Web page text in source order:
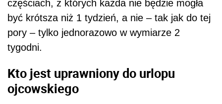
częściach, z których każda nie będzie mogła
być krótsza niż 1 tydzień, a nie – tak jak do tej
pory – tylko jednorazowo w wymiarze 2
tygodni.
Kto jest uprawniony do urlopu
ojcowskiego